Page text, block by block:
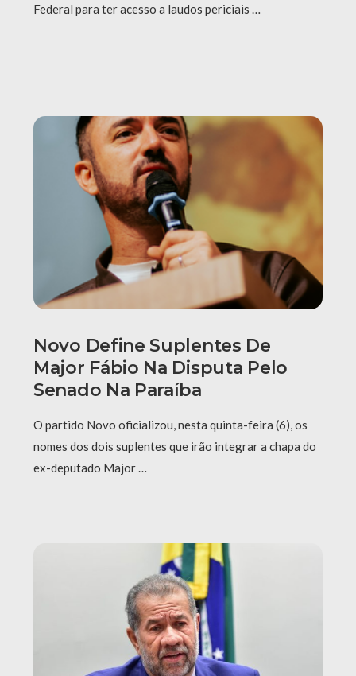
Federal para ter acesso a laudos periciais …
Novo Define Suplentes De
Major Fábio Na Disputa Pelo
Senado Na Paraíba
O partido Novo oficializou, nesta quinta-feira (6), os
nomes dos dois suplentes que irão integrar a chapa do
ex-deputado Major …